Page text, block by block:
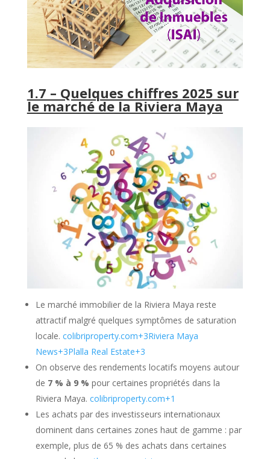
1.7 – Quelques chiffres 2025 sur
le marché de la Riviera Maya
Le marché immobilier de la Riviera Maya reste
attractif malgré quelques symptômes de saturation
locale. colibriproperty.com+3Riviera Maya
News+3Plalla Real Estate+3
On observe des rendements locatifs moyens autour
de 7 % à 9 % pour certaines propriétés dans la
Riviera Maya. colibriproperty.com+1
Les achats par des investisseurs internationaux
dominent dans certaines zones haut de gamme : par
exemple, plus de 65 % des achats dans certaines